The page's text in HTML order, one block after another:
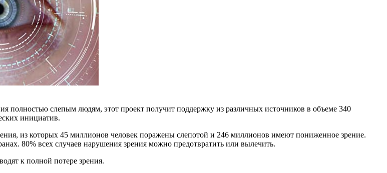
полностью слепым людям, этот проект получит поддержку из различных источников в объеме 340
инициатив.
из которых 45 миллионов человек поражены слепотой и 246 миллионов имеют пониженное зрение.
80% всех случаев нарушения зрения можно предотвратить или вылечить.
к полной потере зрения.